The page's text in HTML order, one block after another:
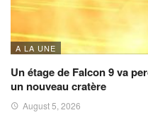
A LA UNE
Un étage de Falcon 9 va
un nouveau cratère
August 5, 2026